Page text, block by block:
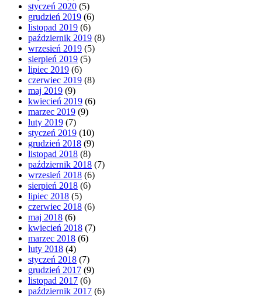
styczeń 2020 (5)
grudzień 2019 (6)
listopad 2019 (6)
październik 2019 (8)
wrzesień 2019 (5)
sierpień 2019 (5)
lipiec 2019 (6)
czerwiec 2019 (8)
maj 2019 (9)
kwiecień 2019 (6)
marzec 2019 (9)
luty 2019 (7)
styczeń 2019 (10)
grudzień 2018 (9)
listopad 2018 (8)
październik 2018 (7)
wrzesień 2018 (6)
sierpień 2018 (6)
lipiec 2018 (5)
czerwiec 2018 (6)
maj 2018 (6)
kwiecień 2018 (7)
marzec 2018 (6)
luty 2018 (4)
styczeń 2018 (7)
grudzień 2017 (9)
listopad 2017 (6)
październik 2017 (6)